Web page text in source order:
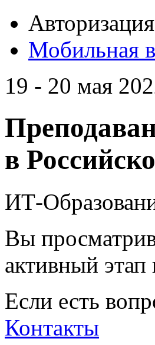
Авторизация
Мобильная
19 - 20 мая
в
ИТ-
Вы
активный
Если есть
Контакты